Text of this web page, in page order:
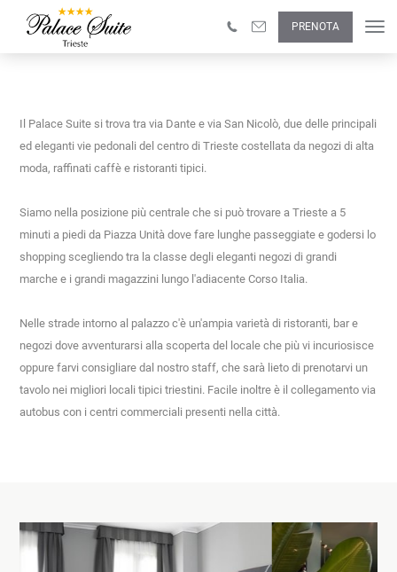
PRENOTA
PALACE SUITE
Il Palace Suite si trova tra via Dante e via San Nicolò, due delle principali
ed eleganti vie pedonali del centro di Trieste costellata da negozi di alta
moda, raffinati caffè e ristoranti tipici.
Siamo nella posizione più centrale che si può trovare a Trieste a 5
minuti a piedi da Piazza Unità dove fare lunghe passeggiate e godersi lo
shopping scegliendo tra la classe degli eleganti negozi di grandi
marche e i grandi magazzini lungo l'adiacente Corso Italia.
Nelle strade intorno al palazzo c'è un'ampia varietà di ristoranti, bar e
negozi dove avventurarsi alla scoperta del locale che più vi incuriosisce
oppure farvi consigliare dal nostro staff, che sarà lieto di prenotarvi un
tavolo nei migliori locali tipici triestini. Facile inoltre è il collegamento via
autobus con i centri commerciali presenti nella città.